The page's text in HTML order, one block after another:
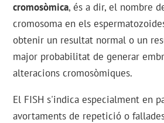
cromosòmica, és a dir, el nombre
cromosoma en els
obtenir un resultat normal o un
major probabilitat de generar
alteracions cromosòmiques.
El FISH s'indica especialment en
avortaments de repetició o